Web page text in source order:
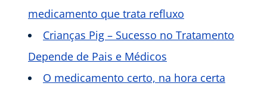
medicamento que trata refluxo
Crianças Pig – Sucesso no Tratamento
Depende de Pais e Médicos
O medicamento certo, na hora certa